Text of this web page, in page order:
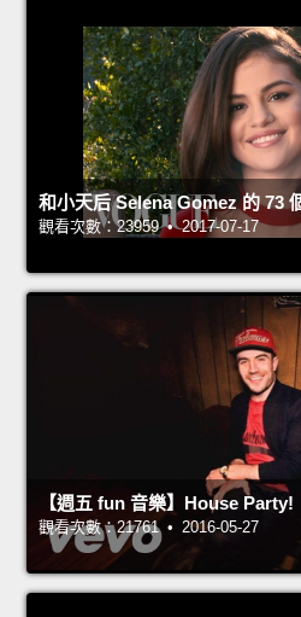
和小天后 Selena Gomez 的 73
觀看次數：23959 • 2017-07-17
【週五 fun 音樂】House Party!
觀看次數：21761 • 2016-05-27